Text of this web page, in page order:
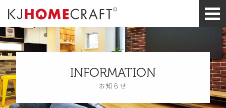
INFORMATION
お知らせ